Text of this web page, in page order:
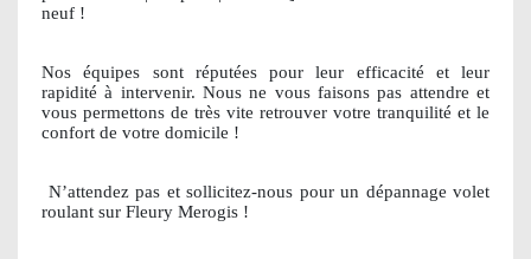
neuf !
Nos équipes sont réputées pour leur efficacité et leur
rapidité à intervenir. Nous ne vous faisons pas attendre et
vous permettons de très vite retrouver votre tranquilité et le
confort de votre domicile !
N’attendez pas et sollicitez-nous pour un dépannage volet
roulant sur Fleury Merogis !